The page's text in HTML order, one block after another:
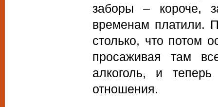
заборы – короче,
временам платили.
столько, что потом
просаживая там
алкоголь, и
отношения.